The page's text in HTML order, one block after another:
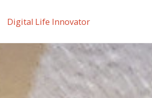
Digital Life Innovator